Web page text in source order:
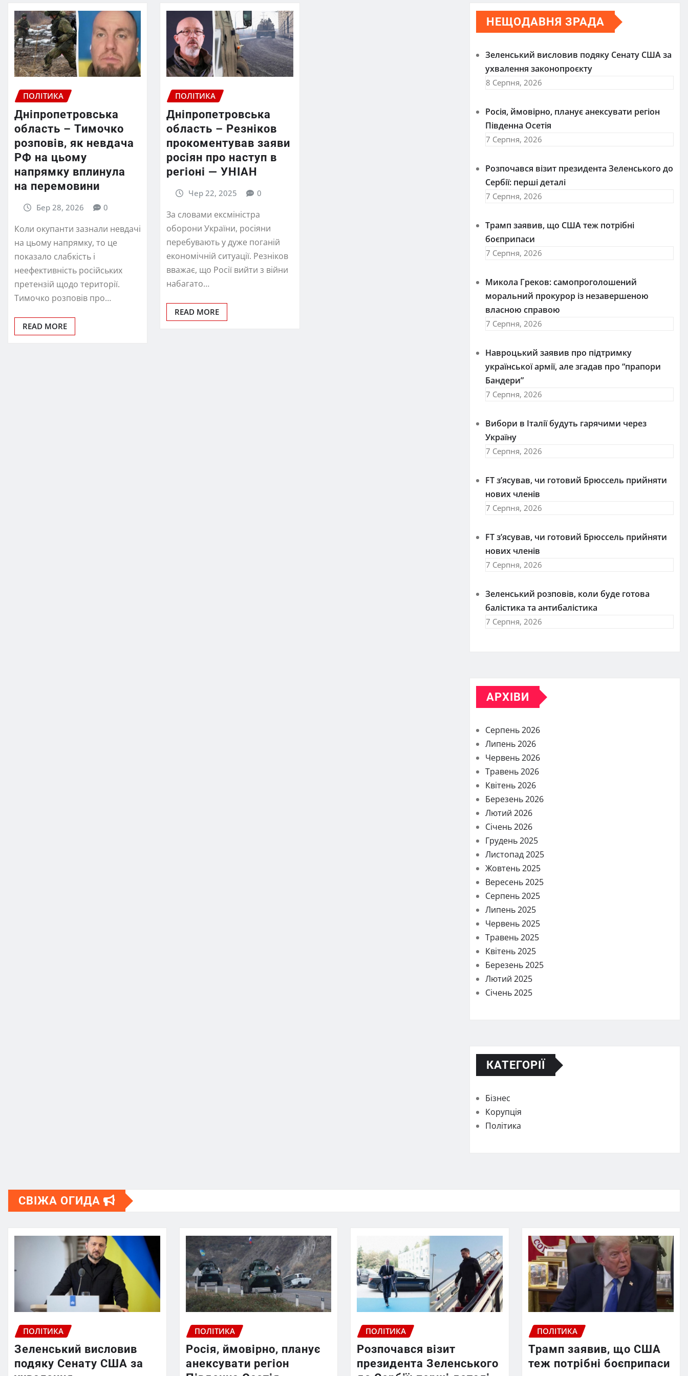
ПОЛІТИКА
Дніпропетровська
область – Тимочко
розповів, як невдача
РФ на цьому
напрямку вплинула
на перемовини
Бер 28, 2026 0
Коли окупанти зазнали невдачі
на цьому напрямку, то це
показало слабкість і
неефективність російських
претензій щодо території.
Тимочко розповів про…
READ MORE
ПОЛІТИКА
Дніпропетровська
область – Резніков
прокоментував заяви
росіян про наступ в
регіоні — УНІАН
Чер 22, 2025 0
За словами ексміністра
оборони України, росіяни
перебувають у дуже поганій
економічній ситуації. Резніков
вважає, що Росії вийти з війни
набагато…
READ MORE
НЕЩОДАВНЯ ЗРАДА
Зеленський висловив подяку Сенату США за
ухвалення законопроєкту
8 Серпня, 2026
Росія, ймовірно, планує анексувати регіон
Південна Осетія
7 Серпня, 2026
Розпочався візит президента Зеленського до
Сербії: перші деталі
7 Серпня, 2026
Трамп заявив, що США теж потрібні
боєприпаси
7 Серпня, 2026
Микола Греков: самопроголошений
моральний прокурор із незавершеною
власною справою
7 Серпня, 2026
Навроцький заявив про підтримку
української армії, але згадав про “прапори
Бандери”
7 Серпня, 2026
Вибори в Італії будуть гарячими через
Україну
7 Серпня, 2026
FT зʼясував, чи готовий Брюссель прийняти
нових членів
7 Серпня, 2026
FT зʼясував, чи готовий Брюссель прийняти
нових членів
7 Серпня, 2026
Зеленський розповів, коли буде готова
балістика та антибалістика
7 Серпня, 2026
АРХІВИ
Серпень 2026
Липень 2026
Червень 2026
Травень 2026
Квітень 2026
Березень 2026
Лютий 2026
Січень 2026
Грудень 2025
Листопад 2025
Жовтень 2025
Вересень 2025
Серпень 2025
Липень 2025
Червень 2025
Травень 2025
Квітень 2025
Березень 2025
Лютий 2025
Січень 2025
КАТЕГОРІЇ
Бізнес
Корупція
Політика
СВІЖА ОГИДА
ПОЛІТИКА
Зеленський висловив
подяку Сенату США за
ПОЛІТИКА
Росія, ймовірно, планує
анексувати регіон
ПОЛІТИКА
Розпочався візит
президента Зеленського
ПОЛІТИКА
Трамп заявив, що США
теж потрібні боєприпаси